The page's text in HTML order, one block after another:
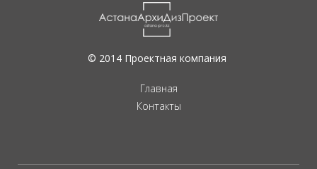
© 2014 Проектная компания
Главная
Контакты